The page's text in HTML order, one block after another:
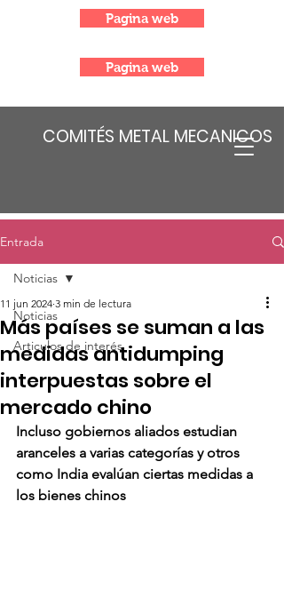
COMITÉS METAL MECANICOS
Pagina web
Pagina web
Entrada
Noticias
Articulos de interés
Noticias
Más países se suman a las
medidas antidumping
interpuestas sobre el
mercado chino
11 jun 2024 3 min de lectura
Incluso gobiernos aliados estudian
aranceles a varias categorías y otros
como India evalúan ciertas medidas a
los bienes chinos